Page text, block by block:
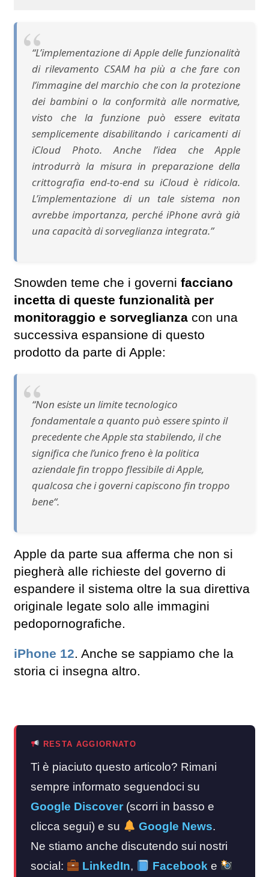
“L’implementazione di Apple delle funzionalità
di rilevamento CSAM ha più a che fare con
l’immagine del marchio che con la protezione
dei bambini o la conformità alle normative,
visto che la funzione può essere evitata
semplicemente disabilitando i caricamenti di
iCloud Photo. Anche l’idea che Apple
introdurrà la misura in preparazione della
crittografia end-to-end su iCloud è ridicola.
L’implementazione di un tale sistema non
avrebbe importanza, perché iPhone avrà già
una capacità di sorveglianza integrata.”
Snowden teme che i governi facciano
incetta di queste funzionalità per
monitoraggio e sorveglianza con una
successiva espansione di questo
prodotto da parte di Apple:
“Non esiste un limite tecnologico
fondamentale a quanto può essere spinto il
precedente che Apple sta stabilendo, il che
significa che l’unico freno è la politica
aziendale fin troppo flessibile di Apple,
qualcosa che i governi capiscono fin troppo
bene“.
Apple da parte sua afferma che non si
piegherà alle richieste del governo di
espandere il sistema oltre la sua direttiva
originale legate solo alle immagini
pedopornografiche.
iPhone 12. Anche se sappiamo che la
storia ci insegna altro.
RESTA AGGIORNATO
Ti è piaciuto questo articolo? Rimani
sempre informato seguendoci su
Google Discover (scorri in basso e
clicca segui) e su
Google News.
Ne stiamo anche discutendo sui nostri
social:
LinkedIn, Facebook e